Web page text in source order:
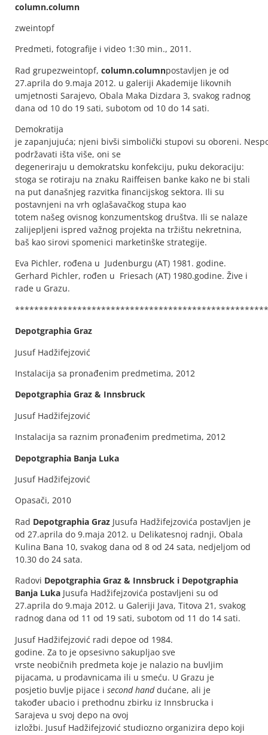
column.column
zweintopf
Predmeti, fotografije i video 1:30 min., 2011.
Rad grupezweintopf, column.columnpostavljen je od
27.aprila do 9.maja 2012. u galeriji Akademije likovnih
umjetnosti Sarajevo, Obala Maka Dizdara 3, svakog radnog
dana od 10 do 19 sati, subotom od 10 do 14 sati.
Demokratija
je zapanjujuća; njeni bivši simbolički stupovi su oboreni.
podržavati išta više, oni se
degeneriraju u demokratsku konfekciju, puku dekoraciju:
stoga se rotiraju na znaku Raiffeisen banke kako ne bi stali
na put današnjeg razvitka financijskog sektora. Ili su
postavnjeni na vrh oglašavačkog stupa kao
totem našeg ovisnog konzumentskog društva. Ili se nalaze
zalijepljeni ispred važnog projekta na tržištu nekretnina,
baš kao sirovi spomenici marketinške strategije.
Eva Pichler, rođena u Judenburgu (AT) 1981. godine.
Gerhard Pichler, rođen u Friesach (AT) 1980.godine. Žive i
rade u Grazu.
Depotgraphia Graz
Jusuf Hadžifejzović
Instalacija sa pronađenim predmetima, 2012
Depotgraphia Graz & Innsbruck
Jusuf Hadžifejzović
Instalacija sa raznim pronađenim predmetima, 2012
Depotgraphia Banja Luka
Jusuf Hadžifejzović
Opasači, 2010
Rad Depotgraphia Graz Jusufa Hadžifejzovića postavljen je
od 27.aprila do 9.maja 2012. u Delikatesnoj radnji, Obala
Kulina Bana 10, svakog dana od 8 od 24 sata, nedjeljom od
10.30 do 24 sata.
Radovi Depotgraphia Graz & Innsbruck i Depotgraphia
Banja Luka Jusufa Hadžifejzovića postavljeni su od
27.aprila do 9.maja 2012. u Galeriji Java, Titova 21, svakog
radnog dana od 11 od 19 sati, subotom od 11 do 14 sati.
Jusuf Hadžifejzović radi depoe od 1984.
godine. Za to je opsesivno sakupljao sve
vrste neobičnih predmeta koje je nalazio na buvljim
pijacama, u prodavnicama ili u smeću. U Grazu je
posjetio buvlje pijace i second handdućane, ali je
također ubacio i prethodnu zbirku iz Innsbrucka i
Sarajeva u svoj depo na ovoj
izložbi. Jusuf Hadžifejzović studiozno organizira depo koji